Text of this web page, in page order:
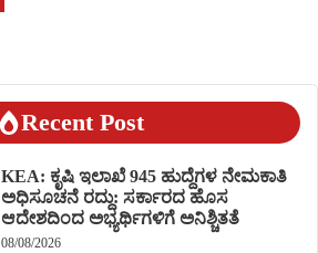
Recent Post
KEA: ಕೃಷಿ ಇಲಾಖೆ 945 ಹುದ್ದೆಗಳ ನೇಮಕಾತಿ
ಅಧಿಸೂಚನೆ ರದ್ದು: ಸರ್ಕಾರದ ಹೊಸ
ಆದೇಶದಿಂದ ಅಭ್ಯರ್ಥಿಗಳಿಗೆ ಅನಿಶ್ಚಿತತೆ
08/08/2026